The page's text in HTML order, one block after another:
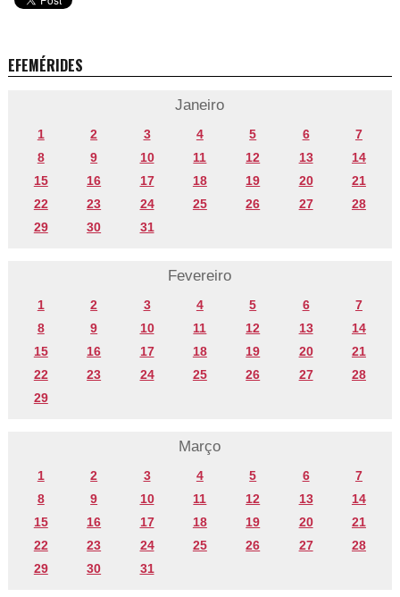
EFEMÉRIDES
Janeiro
1 2 3 4 5 6
7
8
9 10 11 12 13
14
15
16 17 18 19 20
21
22
23 24 25 26 27
28
29
30 31
Fevereiro
1 2 3 4 5 6
7
8
9 10 11 12 13
14
15
16 17 18 19 20
21
22
23 24 25 26 27
28
29
Março
1 2 3 4 5 6
7
8
9 10 11 12 13
14
15
16 17 18 19 20
21
22
23 24 25 26 27
28
29
30 31